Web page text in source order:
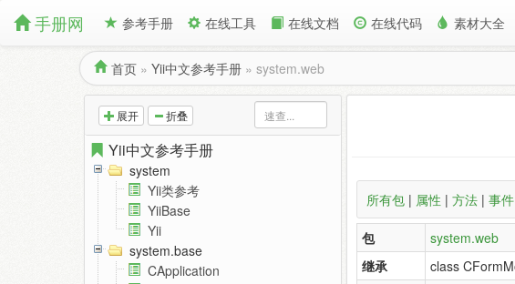
手册网 参考手册 在线工具 在线文档 在线代码 素材大全
首页 » Yii中文参考手册 » system.web
展开 折叠
Yii中文参考手册
system
Yii类参考
YiiBase
Yii
system.base
CApplication
所有包| 属性 | 方法| 事件
包
system.web
继承
class